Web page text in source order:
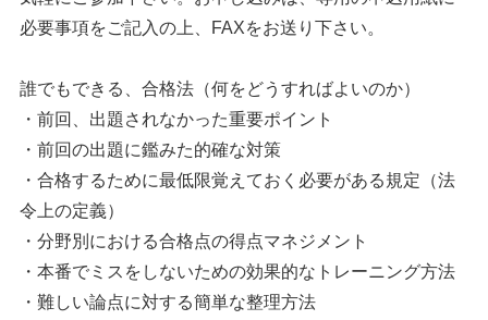
必要事項をご記入の上、FAXをお送り下さい。
誰でもできる、合格法（何をどうすればよいのか）
・前回、出題されなかった重要ポイント
・前回の出題に鑑みた的確な対策
・合格するために最低限覚えておく必要がある規定（法
令上の定義）
・分野別における合格点の得点マネジメント
・本番でミスをしないための効果的なトレーニング方法
・難しい論点に対する簡単な整理方法